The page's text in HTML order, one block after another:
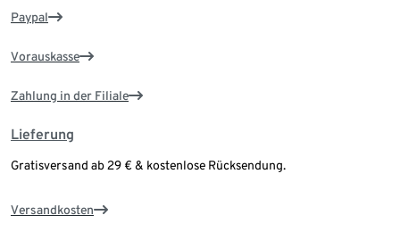
Paypal
Vorauskasse
Zahlung in der Filiale
Lieferung
Gratisversand ab 29 € & kostenlose Rücksendung.
Versandkosten